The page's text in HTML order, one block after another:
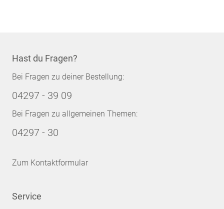
Hast du Fragen?
Bei Fragen zu deiner Bestellung:
04297 - 39 09
Bei Fragen zu allgemeinen Themen:
04297 - 30
Zum Kontaktformular
Service